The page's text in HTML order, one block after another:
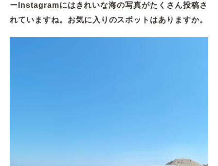
ーInstagramにはきれいな海の写真がたくさん投稿さ
れていますね。お気に入りのスポットはありますか。